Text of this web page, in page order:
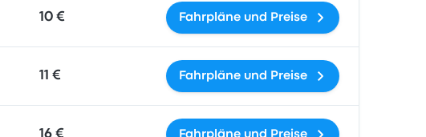
10 € Fahrpläne und Preise
11 € Fahrpläne und Preise
16 € Fahrpläne und Preise